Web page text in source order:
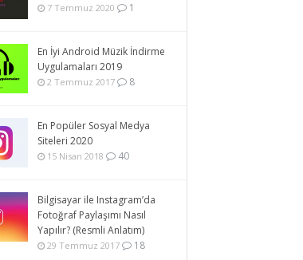
7 Temmuz 2020 1
En İyi Android Müzik İndirme
Uygulamaları 2019
2 Temmuz 2017 8
En Popüler Sosyal Medya
Siteleri 2020
15 Nisan 2018 40
Bilgisayar ile Instagram’da
Fotoğraf Paylaşımı Nasıl
Yapılır? (Resmli Anlatım)
29 Temmuz 2017 18